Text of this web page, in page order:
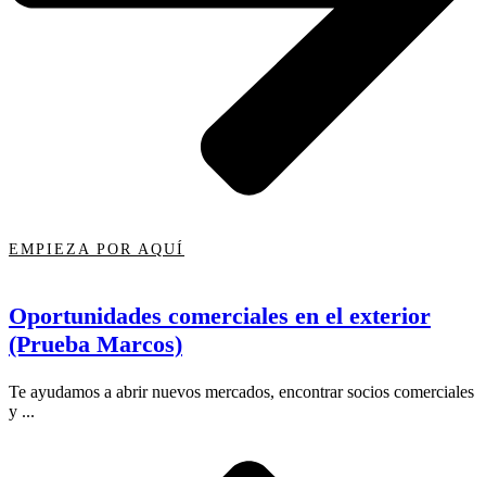
EMPIEZA POR AQUÍ
Oportunidades comerciales en el exterior
(Prueba Marcos)
Te ayudamos a abrir nuevos mercados, encontrar socios comerciales
y ...